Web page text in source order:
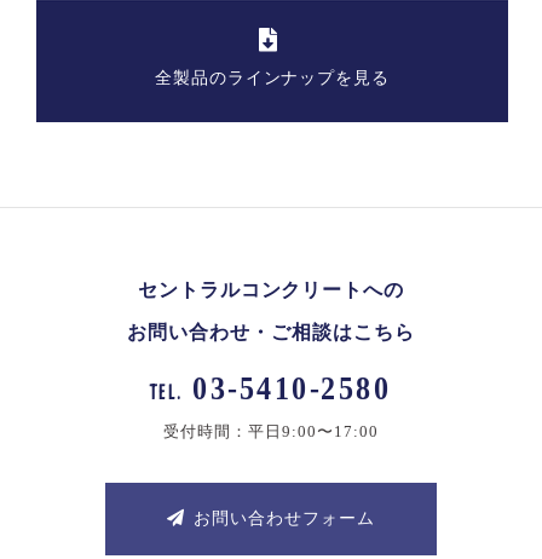
全製品のラインナップを見る
セントラルコンクリートへの
お問い合わせ・ご相談はこちら
TEL. 03-5410-2580
受付時間：平日9:00〜17:00
お問い合わせフォーム